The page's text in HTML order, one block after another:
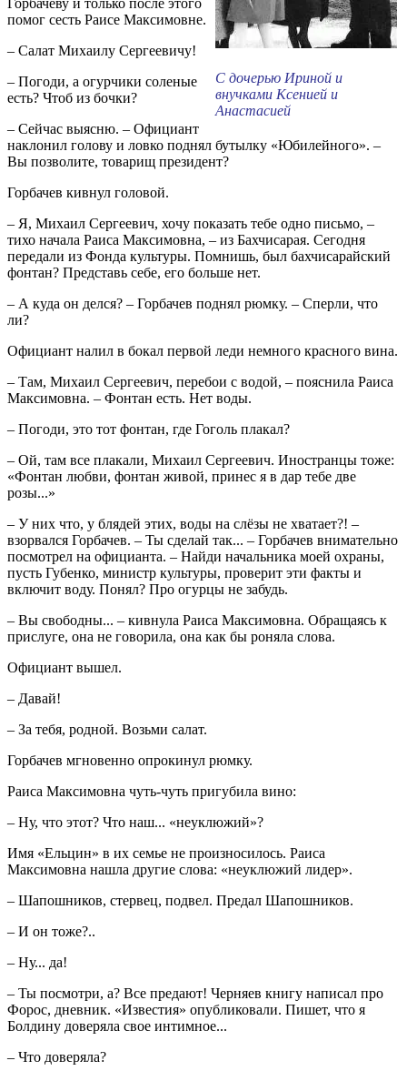
С дочерью Ириной и
внучками Ксенией и
Анастасией
помог сесть Раисе Максимовне.
– Салат Михаилу Сергеевичу!
– Погоди, а огурчики соленые
есть? Чтоб из бочки?
– Сейчас выясню. – Официант
наклонил голову и ловко поднял бутылку «Юбилейного». –
Вы позволите, товарищ президент?
Горбачев кивнул головой.
– Я, Михаил Сергеевич, хочу показать тебе одно письмо, –
тихо начала Раиса Максимовна, – из Бахчисарая. Сегодня
передали из Фонда культуры. Помнишь, был бахчисарайский
фонтан? Представь себе, его больше нет.
– А куда он делся? – Горбачев поднял рюмку. – Сперли, что
ли?
Официант налил в бокал первой леди немного красного вина.
– Там, Михаил Сергеевич, перебои с водой, – пояснила Раиса
Максимовна. – Фонтан есть. Нет воды.
– Погоди, это тот фонтан, где Гоголь плакал?
– Ой, там все плакали, Михаил Сергеевич. Иностранцы тоже:
«Фонтан любви, фонтан живой, принес я в дар тебе две
розы...»
– У них что, у блядей этих, воды на слёзы не хватает?! –
взорвался Горбачев. – Ты сделай так... – Горбачев внимательно
посмотрел на официанта. – Найди начальника моей охраны,
пусть Губенко, министр культуры, проверит эти факты и
включит воду. Понял? Про огурцы не забудь.
– Вы свободны... – кивнула Раиса Максимовна. Обращаясь к
прислуге, она не говорила, она как бы роняла слова.
Официант вышел.
– Давай!
– За тебя, родной. Возьми салат.
Горбачев мгновенно опрокинул рюмку.
Раиса Максимовна чуть-чуть пригубила вино:
– Ну, что этот? Что наш... «неуклюжий»?
Имя «Ельцин» в их семье не произносилось. Раиса
Максимовна нашла другие слова: «неуклюжий лидер».
– Шапошников, стервец, подвел. Предал Шапошников.
– И он тоже?..
– Ну... да!
– Ты посмотри, а? Все предают! Черняев книгу написал про
Форос, дневник. «Известия» опубликовали. Пишет, что я
Болдину доверяла свое интимное...
– Что доверяла?